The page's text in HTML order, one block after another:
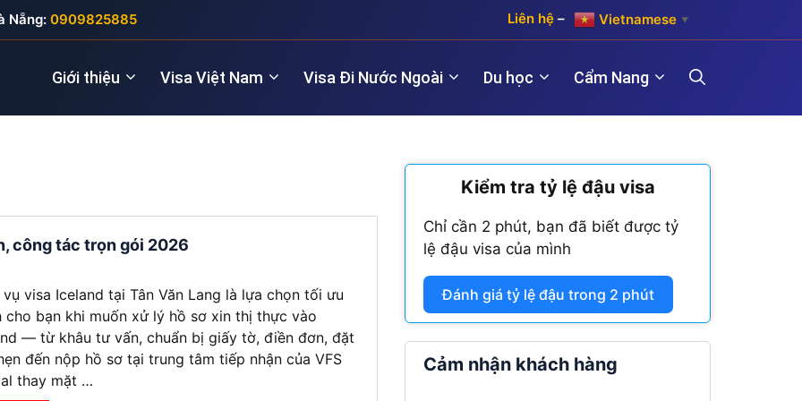
Liên hệ – Vietnamese ▼
Nẵng: 0909825885
Giới thiệu Visa Việt Nam
Cho chuyên gia
Thăm thân (3 năm)
Hợp pháp hóa lãnh sự Hàn Quốc
Hợp pháp hóa lãnh sự Trung Quốc
Visa Đi Nước Ngoài
Visa Ý (Italya)
Visa Maroc
Visa Nam Phi
Visa Algeria
Du học Cẩm Nang
công tác trọn gói 2026
vụ visa Iceland tại Tân Văn Lang là lựa chọn tối ưu
cho bạn khi muốn xử lý hồ sơ xin thị thực vào
— từ khâu tư vấn, chuẩn bị giấy tờ, điền đơn, đặt
đến nộp hồ sơ tại trung tâm tiếp nhận của VFS
thay mặt …
Kiểm tra tỷ lệ đậu visa
Chỉ cần 2 phút, bạn đã biết được tỷ
lệ đậu visa của mình
Đánh giá tỷ lệ đậu trong 2 phút
Cảm nhận khách hàng